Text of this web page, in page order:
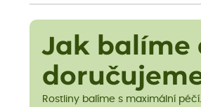
Jak balíme
Rostliny balíme s maximální